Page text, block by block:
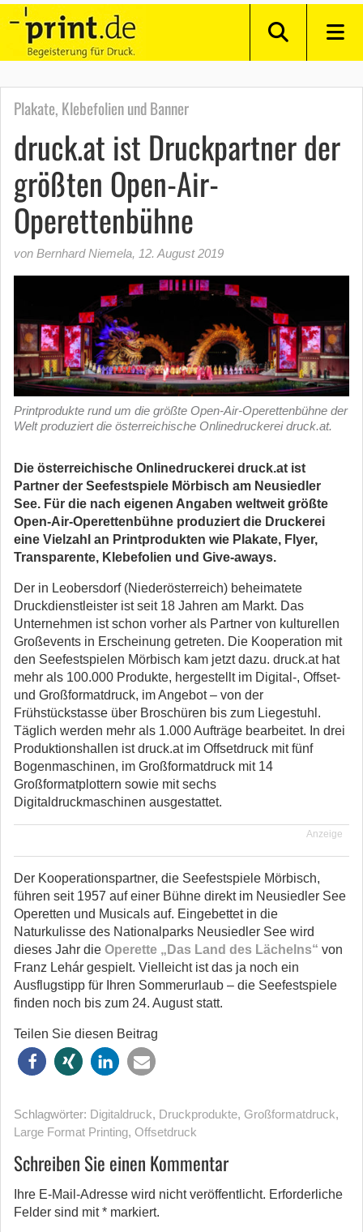
Plakate, Klebefolien und Banner
druck.at ist Druckpartner der
größten Open-Air-
Operettenbühne
von Bernhard Niemela, 12. August 2019
Printprodukte rund um die größte Open-Air-Operettenbühne der
Welt produziert die österreichische Onlinedruckerei druck.at.
Die österreichische Onlinedruckerei druck.at ist
Partner der Seefestspiele Mörbisch am Neusiedler
See. Für die nach eigenen Angaben weltweit größte
Open-Air-Operettenbühne produziert die Druckerei
eine Vielzahl an Printprodukten wie Plakate, Flyer,
Transparente, Klebefolien und Give-aways.
Der in Leobersdorf (Niederösterreich) beheimatete
Druckdienstleister ist seit 18 Jahren am Markt. Das
Unternehmen ist schon vorher als Partner von kulturellen
Großevents in Erscheinung getreten. Die Kooperation mit
den Seefestspielen Mörbisch kam jetzt dazu. druck.at hat
mehr als 100.000 Produkte, hergestellt im Digital-, Offset-
und Großformatdruck, im Angebot – von der
Frühstückstasse über Broschüren bis zum Liegestuhl.
Täglich werden mehr als 1.000 Aufträge bearbeitet. In drei
Produktionshallen ist druck.at im Offsetdruck mit fünf
Bogenmaschinen, im Großformatdruck mit 14
Großformatplottern sowie mit sechs
Digitaldruckmaschinen ausgestattet.
Anzeige
Der Kooperationspartner, die Seefestspiele Mörbisch,
führen seit 1957 auf einer Bühne direkt im Neusiedler See
Operetten und Musicals auf. Eingebettet in die
Naturkulisse des Nationalparks Neusiedler See wird
dieses Jahr die Operette „Das Land des Lächelns“ von
Franz Lehár gespielt. Vielleicht ist das ja noch ein
Ausflugstipp für Ihren Sommerurlaub – die Seefestspiele
finden noch bis zum 24. August statt.
Teilen Sie diesen Beitrag
Schlagwörter: Digitaldruck, Druckprodukte, Großformatdruck,
Large Format Printing, Offsetdruck
Schreiben Sie einen Kommentar
Ihre E-Mail-Adresse wird nicht veröffentlicht. Erforderliche
Felder sind mit* markiert.